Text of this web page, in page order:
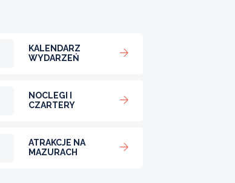
KALENDARZ
WYDARZEŃ
NOCLEGI I
CZARTERY
ATRAKCJE NA
MAZURACH